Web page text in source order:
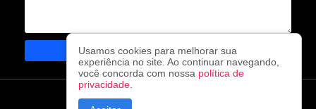
CAPA CONTATO
Usamos cookies para melhorar sua
experiência no site. Ao continuar navegando,
você concorda com nossa política de
privacidade